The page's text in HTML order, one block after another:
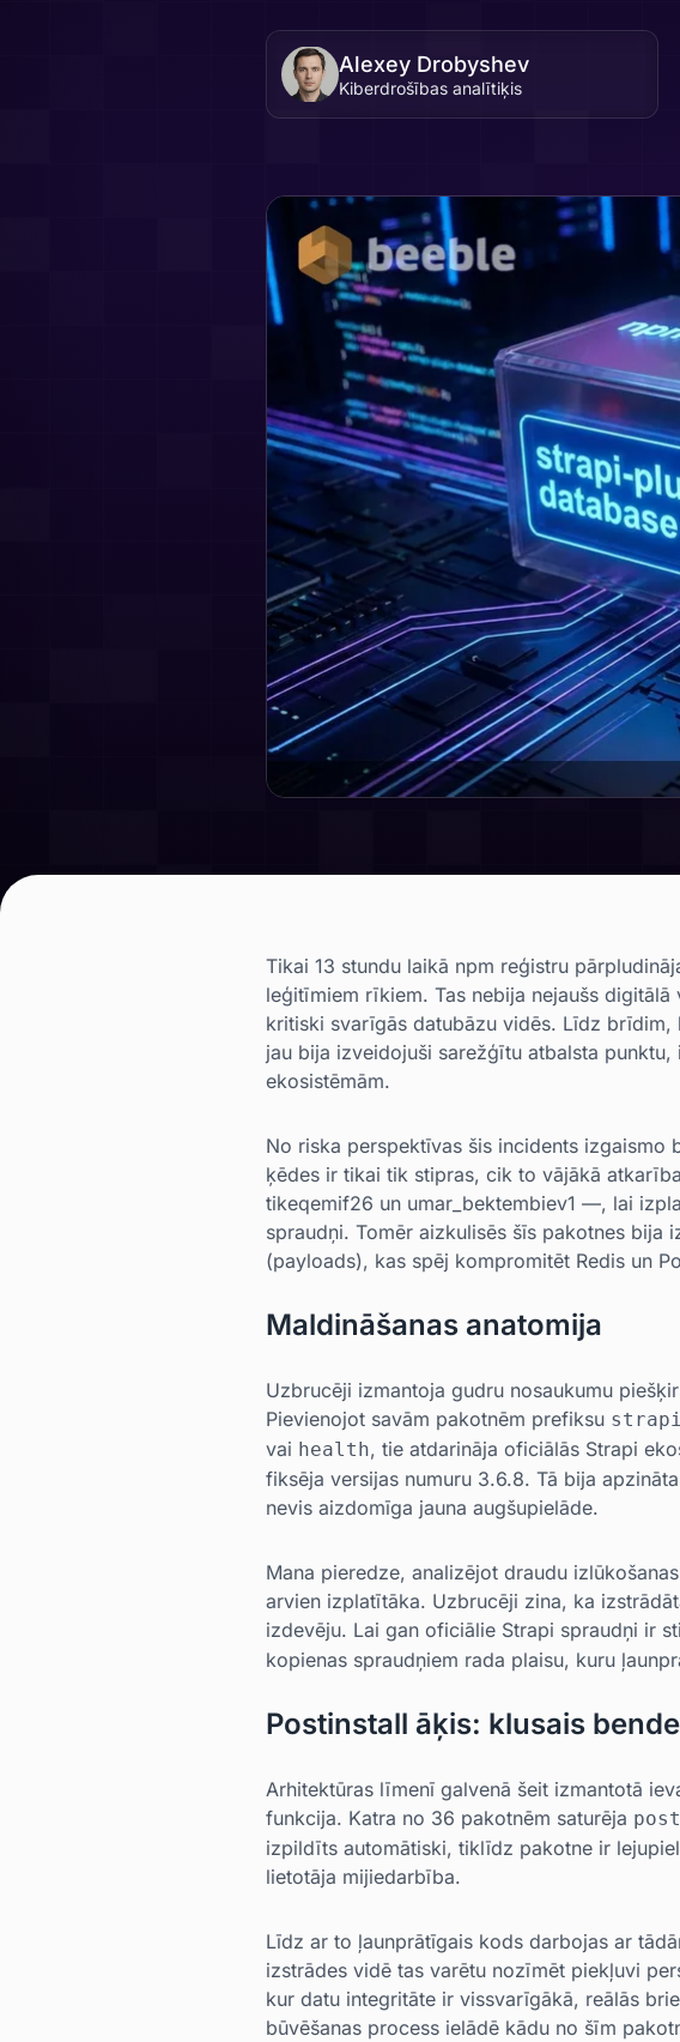
Alexey Drobyshev
Kiberdrošības analītiķis
Tikai 13 stundu laikā npm reģistru
leģitīmiem rīkiem. Tas nebija nejaušs
kritiski svarīgās datubāzu vidēs. Līdz
jau bija izveidojuši sarežģītu atbalsta
ekosistēmām.
No riska perspektīvas šis incidents izgaismo
ķēdes ir tikai tik stipras, cik to vājākā
tikeqemif26 un umar_bektembiev1 —, lai
spraudņi. Tomēr aizkulisēs šīs pakotnes bija
(payloads), kas spēj kompromitēt Redis un
Maldināšanas anatomija
Uzbrucēji izmantoja gudru nosaukumu
Pievienojot savām pakotnēm prefiksu
vai health, tie atdarināja oficiālās Strapi
fiksēja versijas numuru 3.6.8. Tā bija
nevis aizdomīga jauna augšupielāde.
Mana pieredze, analizējot draudu
arvien izplatītāka. Uzbrucēji zina, ka
izdevēju. Lai gan oficiālie Strapi spraudņi ir
kopienas spraudņiem rada plaisu, kuru
Postinstall āķis: klusais bende
Arhitektūras līmenī galvenā šeit izmantotā
funkcija. Katra no 36 pakotnēm saturēja
izpildīts automātiski, tiklīdz pakotne ir
lietotāja mijiedarbība.
Līdz ar to ļaunprātīgais kods darbojas ar
izstrādes vidē tas varētu nozīmēt piekļuvi
kur datu integritāte ir vissvarīgākā, reālās
būvēšanas process ielādē kādu no šīm